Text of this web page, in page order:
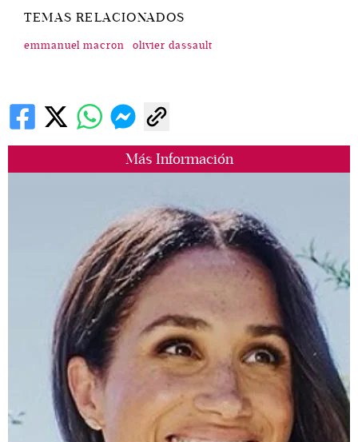
Más Información
TEMAS RELACIONADOS
emmanuel macron olivier dassault